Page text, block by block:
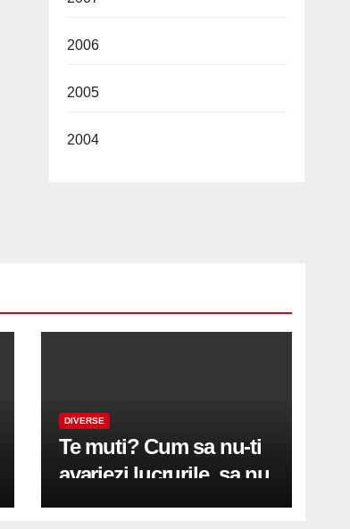
2006
2005
2004
DIVERSE
Te muti? Cum sa nu-ti
avariezi lucrurile, sa nu
zgarii podeaua sau sa